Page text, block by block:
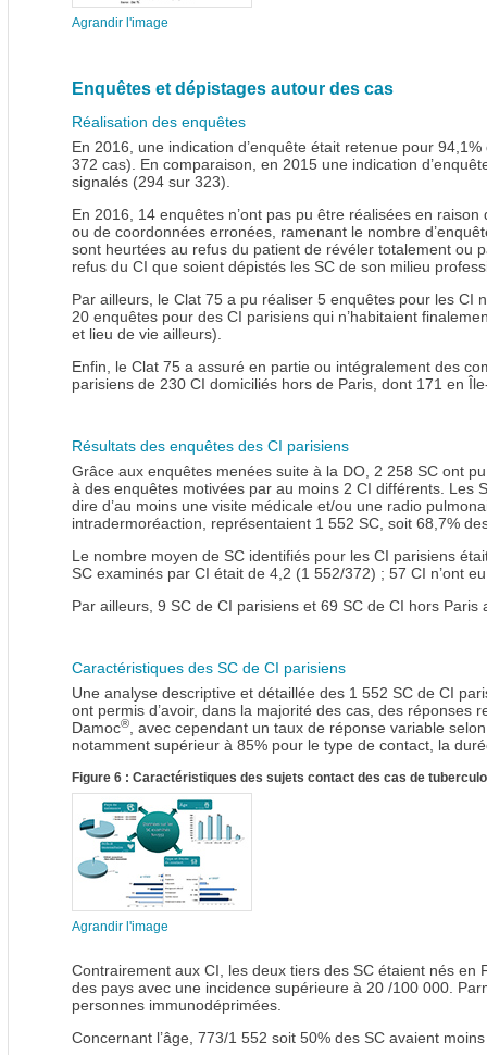
Agrandir l'image
Enquêtes et dépistages autour des cas
Réalisation des enquêtes
En 2016, une indication d’enquête était retenue pour
372 cas). En comparaison, en 2015 une indication
signalés (294 sur 323).
En 2016, 14 enquêtes n’ont pas pu être réalisées en
ou de coordonnées erronées, ramenant le nombre
sont heurtées au refus du patient de révéler totalement ou
refus du CI que soient dépistés les SC de son milieu
Par ailleurs, le Clat 75 a pu réaliser 5 enquêtes pour les CI
20 enquêtes pour des CI parisiens qui n’habitaient
et lieu de vie ailleurs).
Enfin, le Clat 75 a assuré en partie ou intégralement des
parisiens de 230 CI domiciliés hors de Paris, dont 171 en
Résultats des enquêtes des CI parisiens
Grâce aux enquêtes menées suite à la DO, 2 258 SC ont
à des enquêtes motivées par au moins 2 CI différents. Les
dire d’au moins une visite médicale et/ou une radio
intradermoréaction, représentaient 1 552 SC, soit 68,7%
Le nombre moyen de SC identifiés pour les CI parisiens
SC examinés par CI était de 4,2 (1 552/372) ; 57 CI n’ont
Par ailleurs, 9 SC de CI parisiens et 69 SC de CI hors Paris
Caractéristiques des SC de CI parisiens
Une analyse descriptive et détaillée des 1 552 SC de CI
ont permis d’avoir, dans la majorité des cas, des réponses
Damoc®, avec cependant un taux de réponse variable
notamment supérieur à 85% pour le type de contact, la
Figure 6 : Caractéristiques des sujets contact des cas de
Agrandir l'image
Contrairement aux CI, les deux tiers des SC étaient nés
des pays avec une incidence supérieure à 20 /100 000.
personnes immunodéprimées.
Concernant l’âge, 773/1 552 soit 50% des SC avaient